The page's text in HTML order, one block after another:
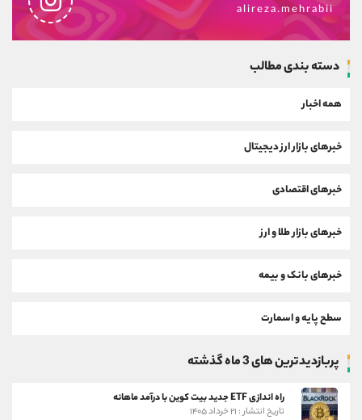
alireza.mehrabii
دسته بندی مطالب
همه اخبار
خبرهای بازار ارز دیجیتال
خبرهای اقتصادی
خبرهای بازار طلا و ارز
خبرهای بانک و بیمه
سطح پایه و اسمارت
پربازدیدترین های 3 ماه گذشته
راه اندازی ETF جدید بیت کوین با درآمد ماهانه
تاریخ انتشار : ۲۱ خرداد ۱۴۰۵